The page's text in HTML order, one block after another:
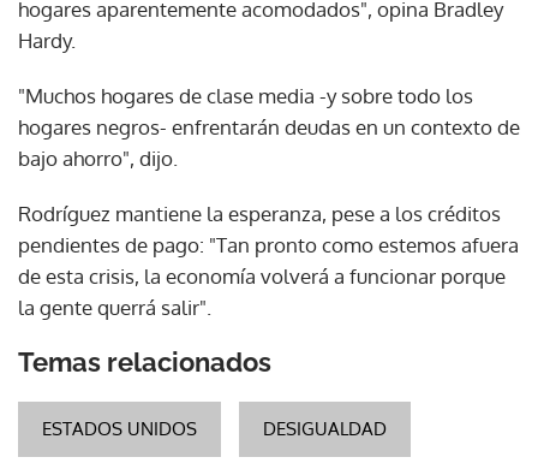
hogares aparentemente acomodados", opina Bradley
Hardy.
"Muchos hogares de clase media -y sobre todo los
hogares negros- enfrentarán deudas en un contexto de
bajo ahorro", dijo.
Rodríguez mantiene la esperanza, pese a los créditos
pendientes de pago: "Tan pronto como estemos afuera
de esta crisis, la economía volverá a funcionar porque
la gente querrá salir".
Temas relacionados
ESTADOS UNIDOS DESIGUALDAD